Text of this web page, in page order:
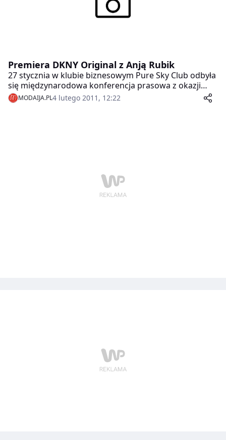
Premiera DKNY Original z Anją Rubik
27 stycznia w klubie biznesowym Pure Sky Club odbyła
się międzynarodowa konferencja prasowa z okazji
światowej premiery najnowszego zapachu DKNY
Original oraz nowej kampanii DKNY Original, w której
MODAIJA.PL4 lutego 2011, 12:22